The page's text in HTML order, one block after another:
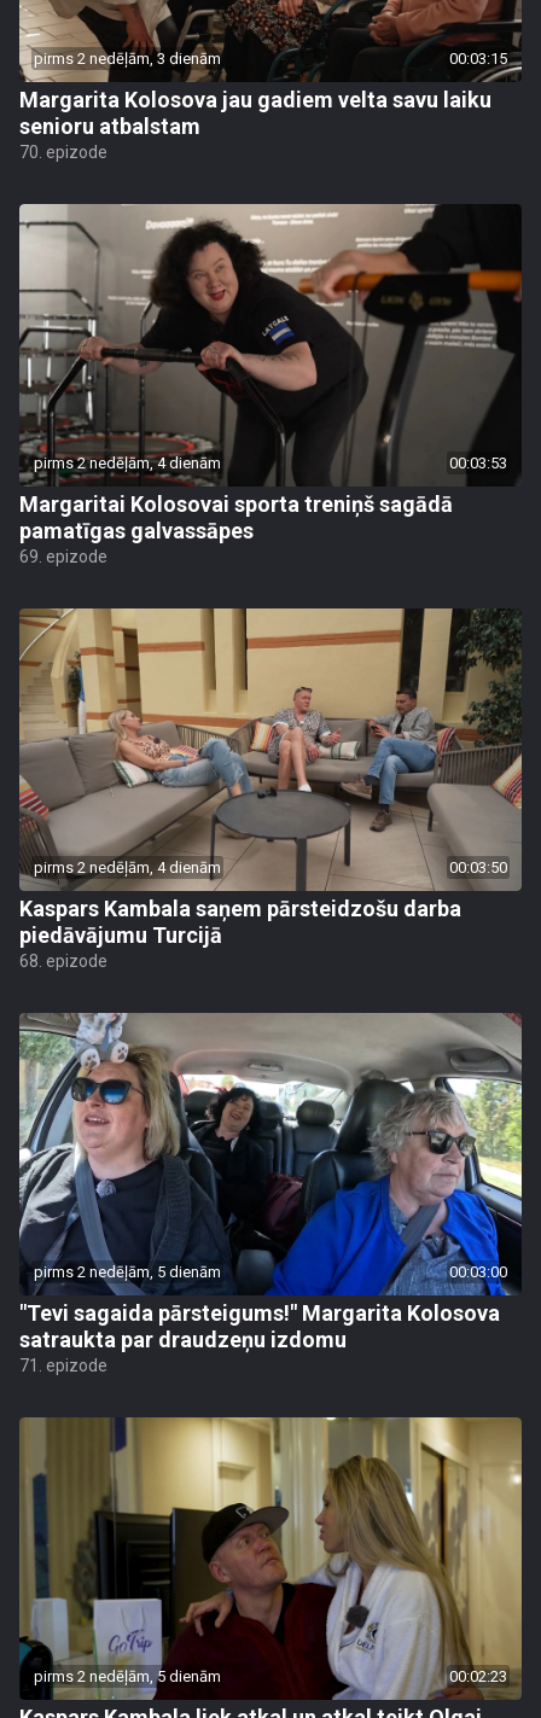
pirms 2 nedēļām, 3 dienām 00:03:15
Margarita Kolosova jau gadiem velta savu laiku
senioru atbalstam
70. epizode
pirms 2 nedēļām, 4 dienām 00:03:53
Margaritai Kolosovai sporta treniņš sagādā
pamatīgas galvassāpes
69. epizode
pirms 2 nedēļām, 4 dienām 00:03:50
Kaspars Kambala saņem pārsteidzošu darba
piedāvājumu Turcijā
68. epizode
pirms 2 nedēļām, 5 dienām 00:03:00
"Tevi sagaida pārsteigums!" Margarita Kolosova
satraukta par draudzeņu izdomu
71. epizode
pirms 2 nedēļām, 5 dienām 00:02:23